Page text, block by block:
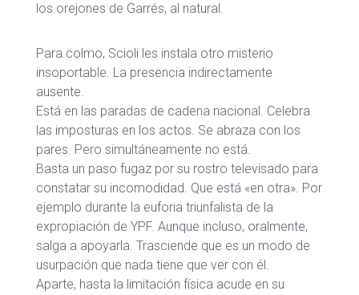
los orejones de Garrés, al natural.
Para colmo, Scioli les instala otro misterio
insoportable. La presencia indirectamente
ausente.
Está en las paradas de cadena nacional. Celebra
las imposturas en los actos. Se abraza con los
pares. Pero simultáneamente no está.
Basta un paso fugaz por su rostro televisado para
constatar su incomodidad. Que está «en otra». Por
ejemplo durante la euforia triunfalista de la
expropiación de YPF. Aunque incluso, oralmente,
salga a apoyarla. Trasciende que es un modo de
usurpación que nada tiene que ver con él.
Aparte, hasta la limitación física acude en su